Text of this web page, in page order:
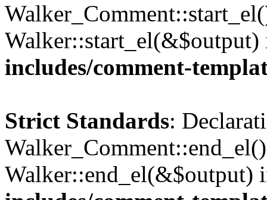
includes/comment-
Strict Standards:
Walker::end_el(&$output)